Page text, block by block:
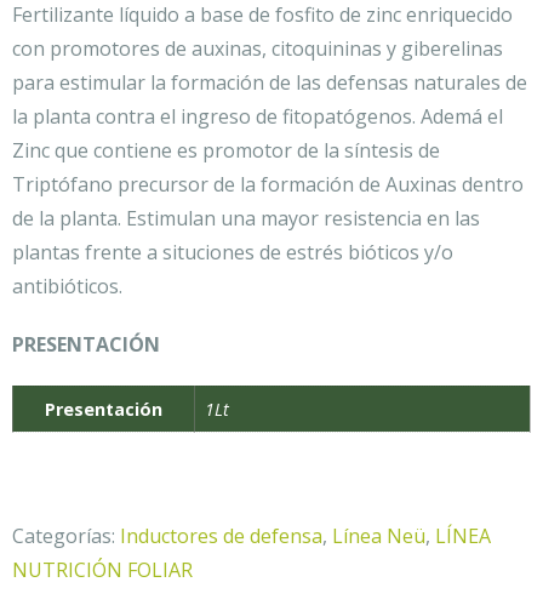
Fertilizante líquido a base de fosfito de zinc enriquecido
con promotores de auxinas, citoquininas y giberelinas
para estimular la formación de las defensas naturales de
la planta contra el ingreso de fitopatógenos. Ademá el
Zinc que contiene es promotor de la síntesis de
Triptófano precursor de la formación de Auxinas dentro
de la planta. Estimulan una mayor resistencia en las
plantas frente a situciones de estrés bióticos y/o
antibióticos.
PRESENTACIÓN
Presentación 1Lt
Categorías: Inductores de defensa, Línea Neü, LÍNEA
NUTRICIÓN FOLIAR